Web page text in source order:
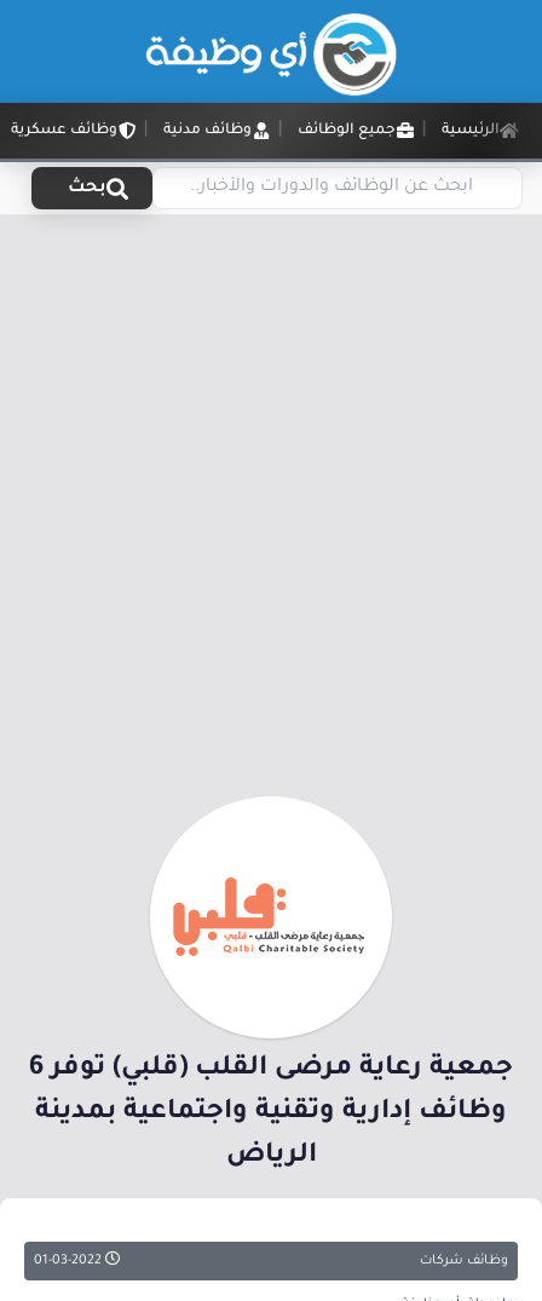
الرئيسية جميع الوظائف وظائف مدنية وظائف عسكرية
بحث
جمعية رعاية مرضى القلب (قلبي) توفر 6
وظائف إدارية وتقنية واجتماعية بمدينة
الرياض
وظائف شركات